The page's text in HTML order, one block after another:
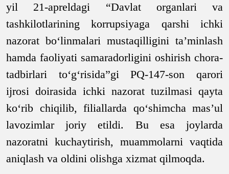
yil 21-apreldagi “Davlat organlari va
tashkilotlarining korrupsiyaga qarshi ichki
nazorat bo‘linmalari mustaqilligini ta’minlash
hamda faoliyati samaradorligini oshirish chora-
tadbirlari to‘g‘risida”gi PQ-147-son qarori
ijrosi doirasida ichki nazorat tuzilmasi qayta
ko‘rib chiqilib, filiallarda qo‘shimcha mas’ul
lavozimlar joriy etildi. Bu esa joylarda
nazoratni kuchaytirish, muammolarni vaqtida
aniqlash va oldini olishga xizmat qilmoqda.